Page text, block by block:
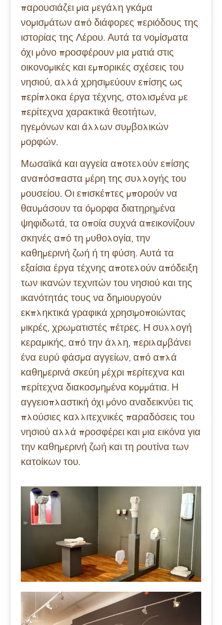
παρουσιάζει μια μεγάλη γκάμα
νομισμάτων από διάφορες περιόδους της
ιστορίας της Λέρου. Αυτά τα νομίσματα
όχι μόνο προσφέρουν μια ματιά στις
οικονομικές και εμπορικές σχέσεις του
νησιού, αλλά χρησιμεύουν επίσης ως
περίπλοκα έργα τέχνης, στολισμένα με
περίτεχνα χαρακτικά θεοτήτων,
ηγεμόνων και άλλων συμβολικών
μορφών.
Μωσαϊκά και αγγεία αποτελούν επίσης
αναπόσπαστα μέρη της συλλογής του
μουσείου. Οι επισκέπτες μπορούν να
θαυμάσουν τα όμορφα διατηρημένα
ψηφιδωτά, τα οποία συχνά απεικονίζουν
σκηνές από τη μυθολογία, την
καθημερινή ζωή ή τη φύση. Αυτά τα
εξαίσια έργα τέχνης αποτελούν απόδειξη
των ικανών τεχνιτών του νησιού και της
ικανότητάς τους να δημιουργούν
εκπληκτικά γραφικά χρησιμοποιώντας
μικρές, χρωματιστές πέτρες. Η συλλογή
κεραμικής, από την άλλη, περιλαμβάνει
ένα ευρύ φάσμα αγγείων, από απλά
καθημερινά σκεύη μέχρι περίτεχνα και
περίτεχνα διακοσμημένα κομμάτια. Η
αγγειοπλαστική όχι μόνο αναδεικνύει τις
πλούσιες καλλιτεχνικές παραδόσεις του
νησιού αλλά προσφέρει και μια εικόνα για
την καθημερινή ζωή και τη ρουτίνα των
κατοίκων του.